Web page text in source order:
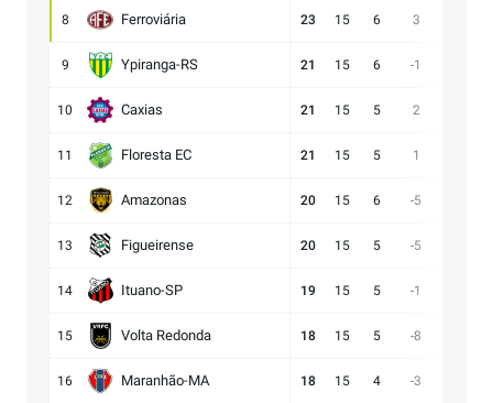
8 Ferroviária 23 15 6 3
9 Ypiranga-RS 21 15 6 -1
10 Caxias 21 15 5 2
11 Floresta EC 21 15 5 1
12 Amazonas 20 15 6 -5
13 Figueirense 20 15 5 -5
14 Ituano-SP 19 15 5 -1
15 Volta Redonda 18 15 5 -8
16 Maranhão-MA 18 15 4 -3